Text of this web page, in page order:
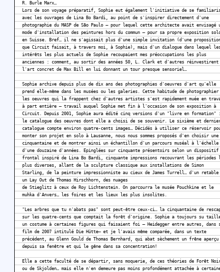
R. Burle Marx…
Lors de son voyage préparatif, Sophie eut également l'initiative de se
avec les ouvrages de Lina Bo Bardi, au point de s'inspirer directement d'une
photographie du MASP de São Paulo — pour lequel cette architecte avait envisagé
mode d'installation des peintures hors du commun — pour sa propre exposition
en Suisse. Bref… il ne s'agissait plus d'une simple invitation (d'une
que Circuit faisait, à travers moi, à Sophie), mais d'un dialogue dans lequel
intérêts les plus actuels de Sophie recoupaient mes préoccupations les plus
anciennes : comment, au sortir des années 50, L. Clark et d'autres réinvestirent
l'art concret de Max Bill en lui donnant un tour presque sensoriel…
Sophie archive depuis plus de dix ans des photographies d'oeuvres d'art qu'elle
prend elle-même dans les musées ou les galeries. Cette habitude de photographier
les oeuvres qui la frappent chez d'autres artistes s'est rapidement muée en
à part entière — travail auquel Sophie met fin à l'occasion de son exposition à
Circuit. Depuis 2001, Sophie aura édité cinq versions d'un "livre en formation"
le catalogue des oeuvres dont elle a choisi de se souvenir. Le sixième et
catalogue compte environ quatre-cents images… Décidés à utiliser ce réservoir
monter son projet en solo à Lausanne, nous nous sommes proposés d'en choisir une
cinquantaine et de montrer ainsi un échantillon d'un parcours muséal à l'échelle
d'une douzaine d'années. Epinglées sur cinquante présentoirs selon un dispositif
frontal inspiré de Lina Bo Bardi, cinquante impressions recouvrant les périodes
plus diverses, allant de la sculpture classique aux installations de Simon
Starling, de la peinture impressionniste au cieux de James Turrell… d'un retable
un Lay Out de Thomas Hirschhorn, des nuages
de Stieglitz à ceux de Roy Lichtenstein. On parcourra le musée Pouchkine et le
muhka d'Anvers… les foires et les lieux les plus insolites.
"Les arbres que tu n'abats pas" sont peut-être ceux-ci… la cinquantaine de
sur les quatre-cents que comptait la forêt d'origine. Sophie a toujours su
un costume à certaines figures qui faisaient foi — Heidegger entre autres, dans
film de 2007 intitulé Die Hütte— et je l'avais même comparée, dans un texte
précédent, au Glenn Gould de Thomas Bernhard, qui abat sèchement un frêne aperçu
depuis sa fenêtre et qui le gêne dans sa concentration!
Elle a cette faculté de se départir, sans moquerie, de ces théories de Forêt
ou de Skjolden… mais elle n'en demeure pas moins profondément attachée à